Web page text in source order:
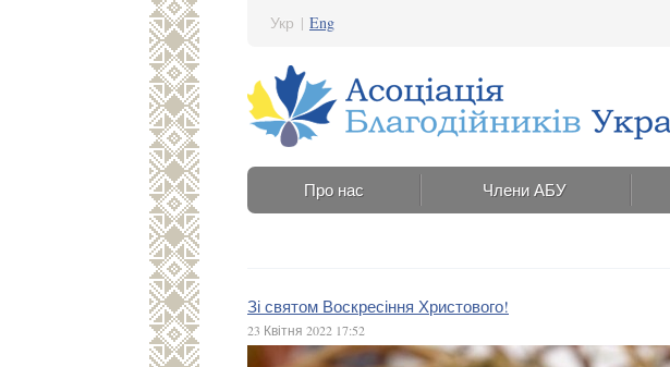
Укр | Eng
Про нас Члени АБУ
Зі святом Воскресіння Христового!
23 Квітня 2022 17:52